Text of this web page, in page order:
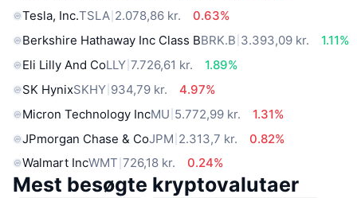
Tesla, Inc.TSLA 2.078,86 kr.
0.63%
Berkshire Hathaway Inc Class BBRK.B 3.393,09 kr.
1.11%
Eli Lilly And CoLLY 7.726,61 kr.
1.89%
SK HynixSKHY 934,79 kr.
4.97%
Micron Technology IncMU 5.772,99 kr.
1.31%
JPmorgan Chase & CoJPM 2.313,7 kr.
0.82%
Walmart IncWMT 726,18 kr. 0.24%
Mest besøgte kryptovalutaer